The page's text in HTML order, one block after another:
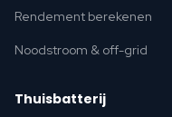
Rendement berekenen
Noodstroom & off-grid
Thuisbatterij